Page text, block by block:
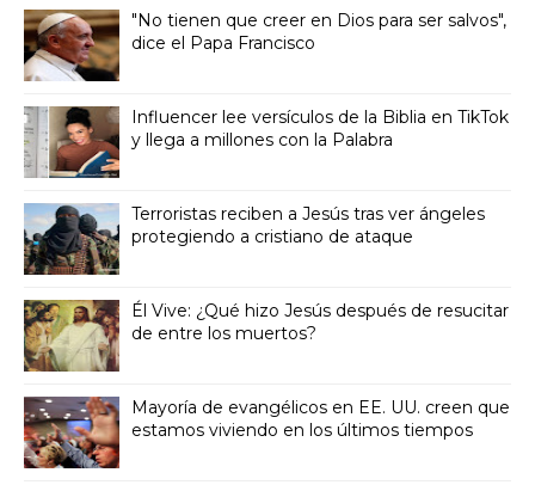
"No tienen que creer en Dios para ser salvos",
dice el Papa Francisco
Influencer lee versículos de la Biblia en TikTok
y llega a millones con la Palabra
Terroristas reciben a Jesús tras ver ángeles
protegiendo a cristiano de ataque
Él Vive: ¿Qué hizo Jesús después de resucitar
de entre los muertos?
Mayoría de evangélicos en EE. UU. creen que
estamos viviendo en los últimos tiempos